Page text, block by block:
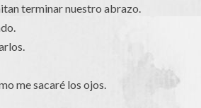
terminar nuestro abrazo.
me sacaré los ojos.